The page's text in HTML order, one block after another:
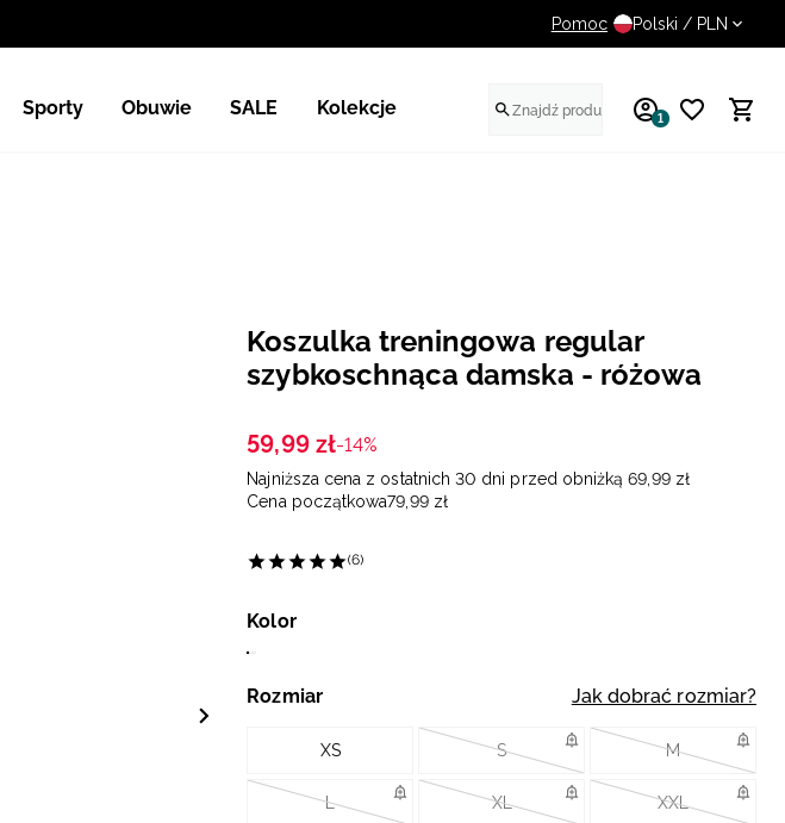
UWAGA NA FAŁSZYWE
Pomoc Polski / PLN
Sporty Obuwie SALE Kolekcje 1
Koszulka treningowa regular
szybkoschnąca damska - różowa
59,99 zł-14%
Najniższa cena z ostatnich 30 dni przed obniżką 69 99 zł
Cena początkowa79 99 zł
(6)
Kolor
Rozmiar Jak dobrać rozmiar?
XS S M
L XL XXL